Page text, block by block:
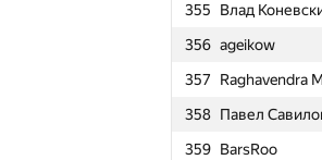
355
Влад
356 ageikow
357
Raghavendra
358 Павел
359 BarsRoo
Влад Коневский
ageikow
Raghavendra M Dani
Павел Савилов
BarsRoo
355
Влад
356 ageikow
357
Raghavendra
358 Павел
359 BarsRoo